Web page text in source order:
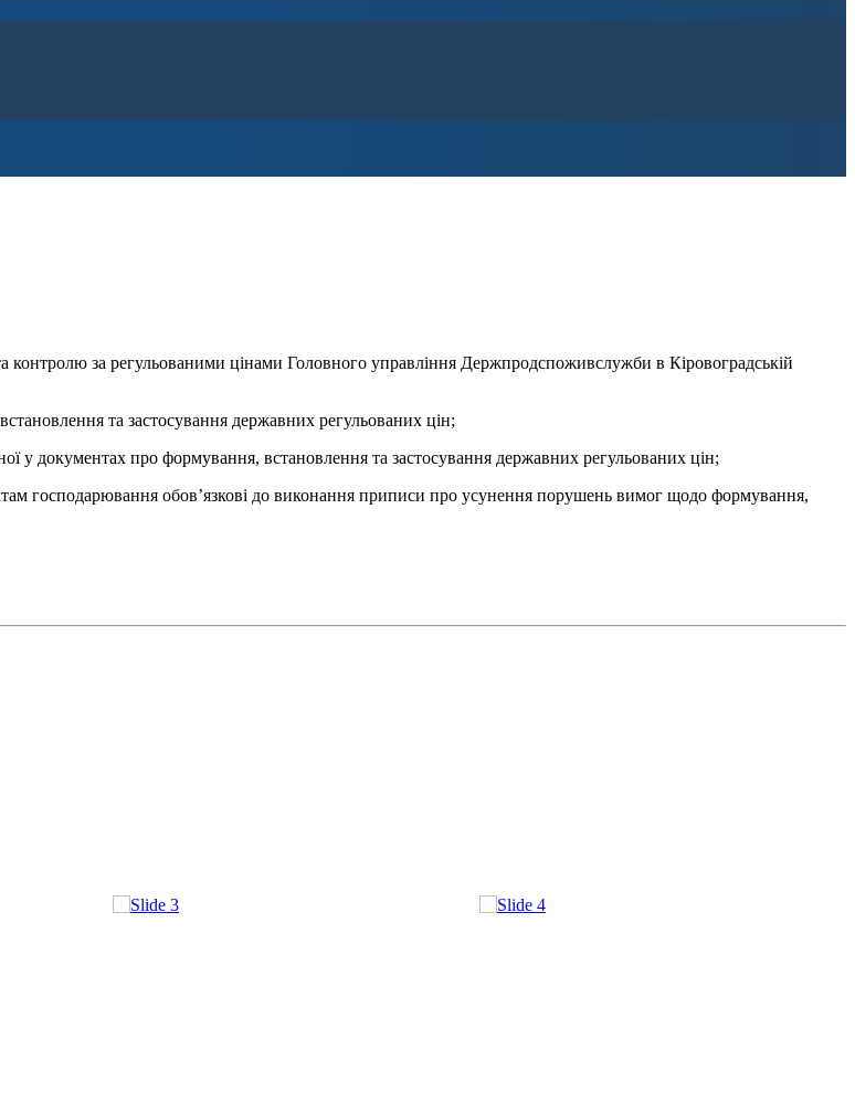
контролю за регульованими цінами Головного управління Держпродспоживслужби в Кіровоградській
та застосування державних регульованих цін;
у документах про формування, встановлення та застосування державних регульованих цін;
господарювання обов’язкові до виконання приписи про усунення порушень вимог щодо формування,